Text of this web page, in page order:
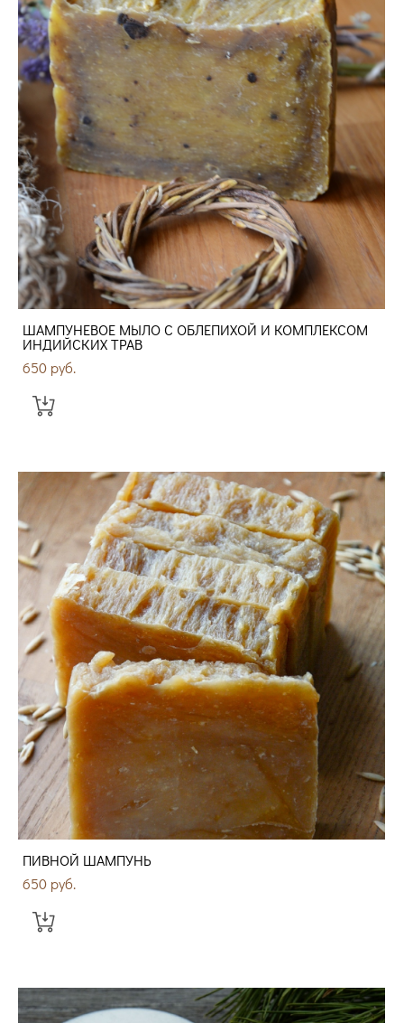
ШАМПУНЕВОЕ МЫЛО С ОБЛЕПИХОЙ И КОМПЛЕКСОМ
ИНДИЙСКИХ ТРАВ
650 pуб.
ПИВНОЙ ШАМПУНЬ
650 pуб.